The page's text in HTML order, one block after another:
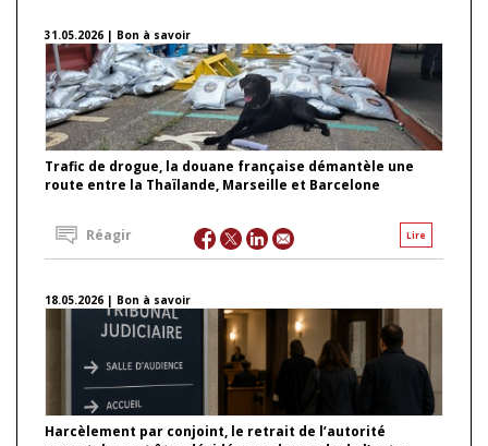
31.05.2026 | Bon à savoir
Trafic de drogue, la douane française démantèle une
route entre la Thaïlande, Marseille et Barcelone
Lire
Réagir
18.05.2026 | Bon à savoir
Harcèlement par conjoint, le retrait de l’autorité